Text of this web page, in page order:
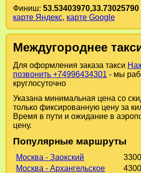
Финиш: 53.53403970,33.73025790
карте Яндекс, карте Google
Междугороднее
Для оформления заказа такси
позвонить +74996434301 - мы
круглосуточно
Указана минимальная цена со
только фиксированную цену за
Время в пути и ожидание в
цену.
Популярные маршруты
Москва - Заокский
Москва - Архангельское